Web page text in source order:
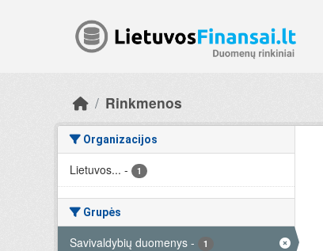
Rinkmenos
Organizacijos
Lietuvos... - 1
Grupės
Savivaldybių duomenys - 1